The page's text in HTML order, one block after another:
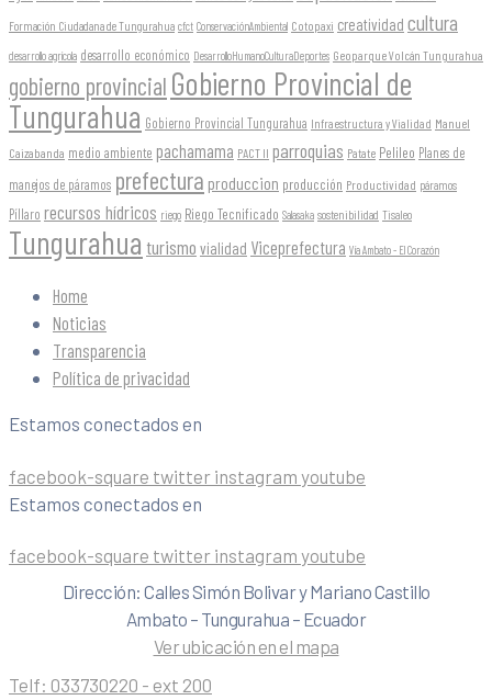
Formación Ciudadana de Tungurahua cfct ConservaciónAmbiental Cotopaxi creatividad cultura
desarrollo agrícola desarrollo económico DesarrolloHumanoCulturaDeportes Geoparque Volcán Tungurahua
gobierno provincial Gobierno Provincial de
Tungurahua Gobierno Provincial Tungurahua Infraestructura y Vialidad Manuel
Caizabanda medio ambiente pachamama PACT II parroquias Patate Pelileo Planes de
manejos de páramos prefectura produccion producción Productividad páramos
Píllaro recursos hídricos riego Riego Tecnificado Salasaka sostenibilidad Tisaleo
Tungurahua turismo vialidad Viceprefectura Vía Ambato - El Corazón
Home
Noticias
Transparencia
Política de privacidad
Estamos conectados en
facebook-square twitter instagram youtube
Estamos conectados en
facebook-square twitter instagram youtube
Dirección: Calles Simón Bolivar y Mariano Castillo
Ambato – Tungurahua – Ecuador
Ver ubicación en el mapa
Telf: 033730220 - ext 200